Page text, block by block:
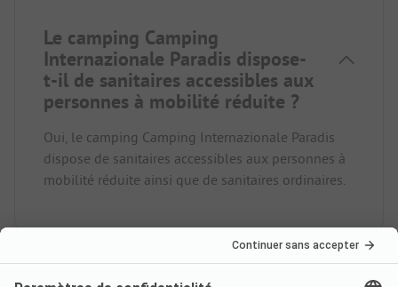
Le camping Camping
Internazionale Paradis dispose-
t-il de sanitaires accessibles aux
personnes à mobilité réduite ?
Oui, le camping Camping Internazionale Paradis
dispose de sanitaires accessibles aux personnes à
mobilité réduite ainsi que de sanitaires ordinaires.